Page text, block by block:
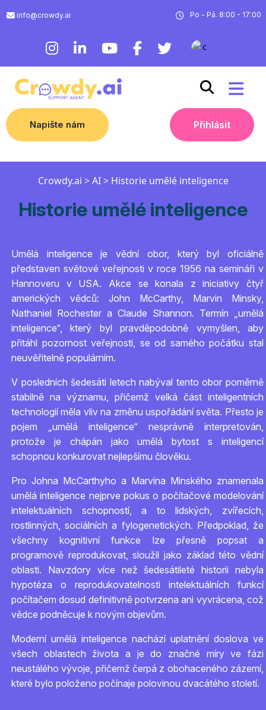
info@crowdy.ai Po - Pá. 8:00 - 17:00
Napište nám Přihlásit
Crowdy.ai >AI> Historie umělé inteligence
Historie umělé inteligence
Umělá inteligence je vědní obor, který byl oficiálně
představen světové veřejnosti v roce 1956 na semináři v
Hannoveru v USA. Akce se konala z iniciativy čtyř
amerických vědců: John McCarthy, Marvin Minsky,
Nathaniel Rochester a Claude Shannon. Termín „umělá
inteligence“, který byl pravděpodobně vymyšlen, aby
přitáhl pozornost veřejnosti, se od samého počátku stal
neuvěřitelně populárním.
V posledních šedesáti letech nabýval tento obor poměrně
stabilně na významu, přičemž velká část inteligentních
technologií měla vliv na změnu uspořádání světa. Přesto je
pojem „umělá inteligence“ nesprávně interpretován,
protože je chápán jako umělá bytost s inteligencí
schopnou konkurovat nejlepšímu člověku.
Pro Johna McCarthyho a Marvina Minského znamenala
umělá inteligence nejprve pokus o počítačové modelování
intelektuálních schopností, a to lidských, zvířecích,
rostlinných, sociálních a fylogenetických. Předpoklad, že
všechny kognitivní funkce lze přesně popsat a
programově reprodukovat, sloužil jako základ této vědní
oblasti. Navzdory více než šedesátileté historii nebyla
hypotéza o reprodukovatelnosti intelektuálních funkcí
počítačem dosud definitivně potvrzena ani vyvrácena, což
vědce podněcuje k novým objevům.
Moderní umělá inteligence nachází uplatnění doslova ve
všech oblastech života a je do značné míry ve fázi
neustálého vývoje, přičemž čerpá z obohaceného zázemí,
které bylo položeno počínaje polovinou dvacátého století.